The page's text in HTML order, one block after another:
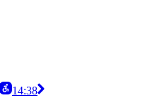
14:38